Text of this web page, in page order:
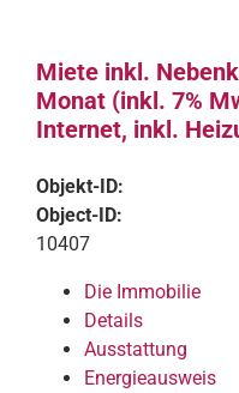
Miete inkl.
Monat (inkl. 7%
Internet, inkl.
Objekt-ID:
Object-ID:
10407
Die Immobilie
Details
Ausstattung
Energieausweis